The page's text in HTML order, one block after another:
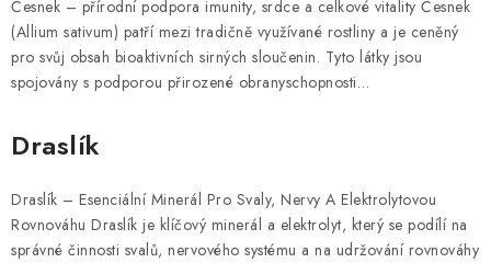
Česnek – přírodní podpora imunity, srdce a celkové vitality Česnek
(Allium sativum) patří mezi tradičně využívané rostliny a je ceněný
pro svůj obsah bioaktivních sirných sloučenin. Tyto látky jsou
spojovány s podporou přirozené obranyschopnosti…
Draslík
Draslík – Esenciální Minerál Pro Svaly, Nervy A Elektrolytovou
Rovnováhu Draslík je klíčový minerál a elektrolyt, který se podílí na
správné činnosti svalů, nervového systému a na udržování rovnováhy